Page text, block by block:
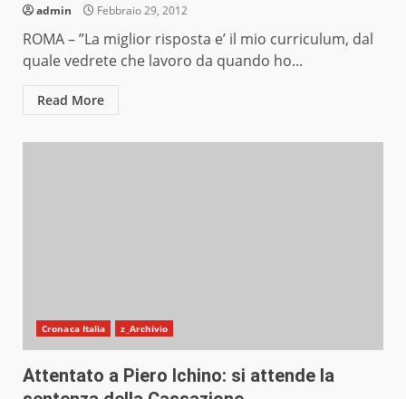
admin Febbraio 29, 2012
ROMA – ”La miglior risposta e’ il mio curriculum, dal
quale vedrete che lavoro da quando ho...
Read More
Cronaca Italia z_Archivio
Attentato a Piero Ichino: si attende la